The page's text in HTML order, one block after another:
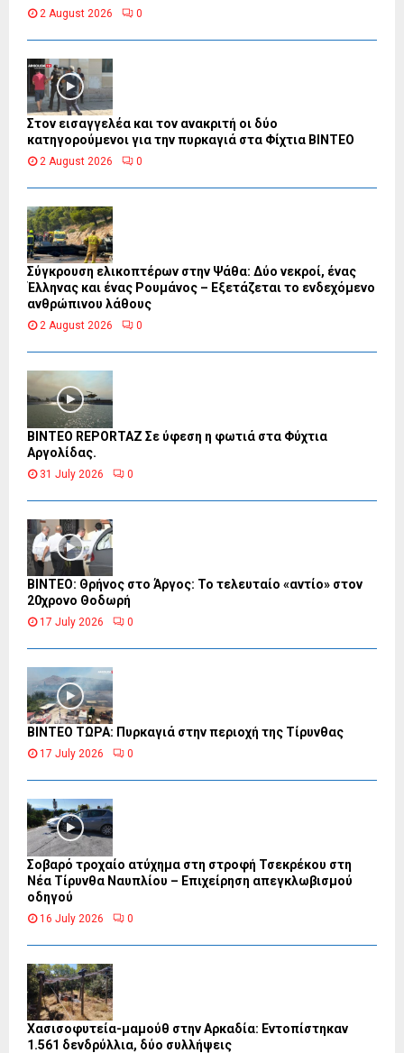
2 August 2026 0
Στον εισαγγελέα και τον ανακριτή οι δύο
κατηγορούμενοι για την πυρκαγιά στα Φίχτια ΒΙΝΤΕΟ
2 August 2026 0
Σύγκρουση ελικοπτέρων στην Ψάθα: Δύο νεκροί, ένας
Έλληνας και ένας Ρουμάνος – Εξετάζεται το ενδεχόμενο
ανθρώπινου λάθους
2 August 2026 0
BINTEO REPORTAZ Σε ύφεση η φωτιά στα Φύχτια
Αργολίδας.
31 July 2026 0
ΒΙΝΤΕΟ: Θρήνος στο Άργος: Το τελευταίο «αντίο» στον
20χρονο Θοδωρή
17 July 2026 0
ΒΙΝΤΕΟ ΤΩΡΑ: Πυρκαγιά στην περιοχή της Τίρυνθας
17 July 2026 0
Σοβαρό τροχαίο ατύχημα στη στροφή Τσεκρέκου στη
Νέα Τίρυνθα Ναυπλίου – Επιχείρηση απεγκλωβισμού
οδηγού
16 July 2026 0
Χασισοφυτεία-μαμούθ στην Αρκαδία: Εντοπίστηκαν
1.561 δενδρύλλια, δύο συλλήψεις